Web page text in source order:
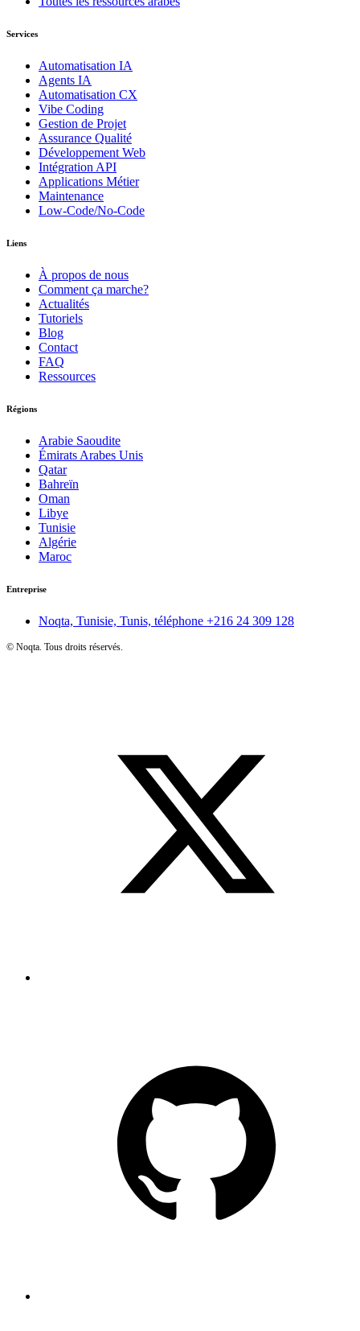
Services
Automatisation IA
Agents IA
Automatisation CX
Vibe Coding
Gestion de Projet
Assurance Qualité
Développement Web
Intégration API
Applications Métier
Maintenance
Low-Code/No-Code
Liens
À propos de nous
Comment ça marche?
Actualités
Tutoriels
Blog
Contact
FAQ
Ressources
Régions
Arabie Saoudite
Émirats Arabes Unis
Qatar
Bahreïn
Oman
Libye
Tunisie
Algérie
Maroc
Entreprise
Noqta, Tunisie, Tunis, téléphone +216 24 309 128
© Noqta. Tous droits réservés.